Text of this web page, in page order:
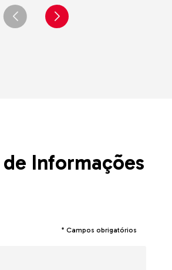
Informações
* Campos obrigatórios